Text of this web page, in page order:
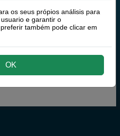
os seus própios análisis para
e garantir o
também pode clicar em
OK